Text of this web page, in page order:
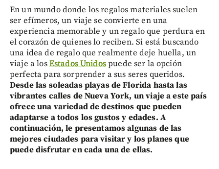
En un mundo donde los regalos materiales suelen
ser efímeros, un viaje se convierte en una
experiencia memorable y un regalo que perdura en
el corazón de quienes lo reciben. Si está buscando
una idea de regalo que realmente deje huella, un
viaje a losEstados Unidospuede ser la opción
perfecta para sorprender a sus seres queridos.
Desde las soleadas playas de Florida hasta las
vibrantes calles de Nueva York, un viaje a este país
ofrece una variedad de destinos que pueden
adaptarse a todos los gustos y edades. A
continuación, le presentamos algunas de las
mejores ciudades para visitar y los planes que
puede disfrutar en cada una de ellas.